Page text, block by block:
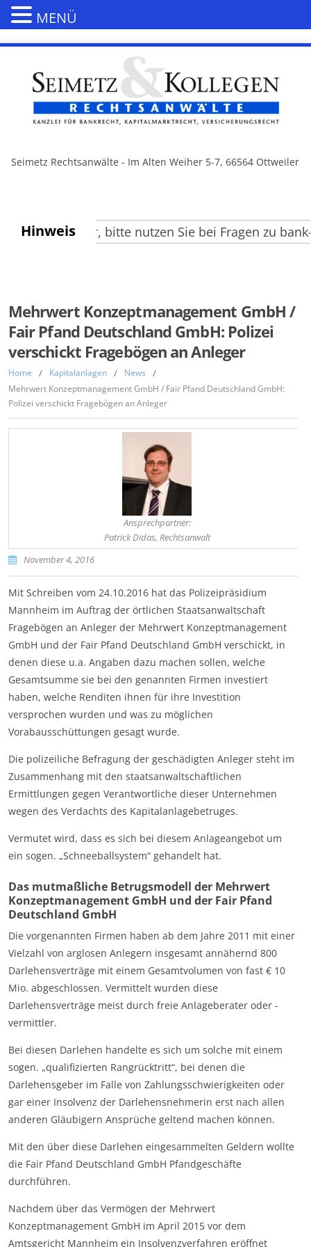
Seimetz Rechtsanwälte - Im Alten Weiher 5-7, 66564 Ottweiler
Hinweis
Besucher, bitte nutzen Sie bei Fragen zu bank-
Mehrwert Konzeptmanagement GmbH /
Fair Pfand Deutschland GmbH: Polizei
verschickt Fragebögen an Anleger
Home / Kapitalanlagen / News /
Mehrwert Konzeptmanagement GmbH / Fair Pfand Deutschland GmbH:
Polizei verschickt Fragebögen an Anleger
Ansprechpartner:
Patrick Didas, Rechtsanwalt
November 4, 2016
Mit Schreiben vom 24.10.2016 hat das Polizeipräsidium
Mannheim im Auftrag der örtlichen Staatsanwaltschaft
Fragebögen an Anleger der Mehrwert Konzeptmanagement
GmbH und der Fair Pfand Deutschland GmbH verschickt, in
denen diese u.a. Angaben dazu machen sollen, welche
Gesamtsumme sie bei den genannten Firmen investiert
haben, welche Renditen ihnen für ihre Investition
versprochen wurden und was zu möglichen
Vorabausschüttungen gesagt wurde.
Die polizeiliche Befragung der geschädigten Anleger steht im
Zusammenhang mit den staatsanwaltschaftlichen
Ermittlungen gegen Verantwortliche dieser Unternehmen
wegen des Verdachts des Kapitalanlagebetruges.
Vermutet wird, dass es sich bei diesem Anlageangebot um
ein sogen. „Schneeballsystem“ gehandelt hat.
Das mutmaßliche Betrugsmodell der Mehrwert
Konzeptmanagement GmbH und der Fair Pfand
Deutschland GmbH
Die vorgenannten Firmen haben ab dem Jahre 2011 mit einer
Vielzahl von arglosen Anlegern insgesamt annähernd 800
Darlehensverträge mit einem Gesamtvolumen von fast € 10
Mio. abgeschlossen. Vermittelt wurden diese
Darlehensverträge meist durch freie Anlageberater oder -
vermittler.
Bei diesen Darlehen handelte es sich um solche mit einem
sogen. „qualifizierten Rangrücktritt“, bei denen die
Darlehensgeber im Falle von Zahlungsschwierigkeiten oder
gar einer Insolvenz der Darlehensnehmerin erst nach allen
anderen Gläubigern Ansprüche geltend machen können.
Mit den über diese Darlehen eingesammelten Geldern wollte
die Fair Pfand Deutschland GmbH Pfandgeschäfte
durchführen.
Nachdem über das Vermögen der Mehrwert
Konzeptmanagement GmbH im April 2015 vor dem
Amtsgericht Mannheim ein Insolvenzverfahren eröffnet
MENÜ